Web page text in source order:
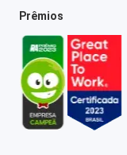
Prêmios